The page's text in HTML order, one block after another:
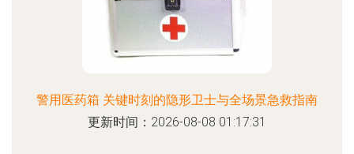
警用医药箱 关键时刻的隐形卫士与全场景急救指南
更新时间：2026-08-08 01:17:31